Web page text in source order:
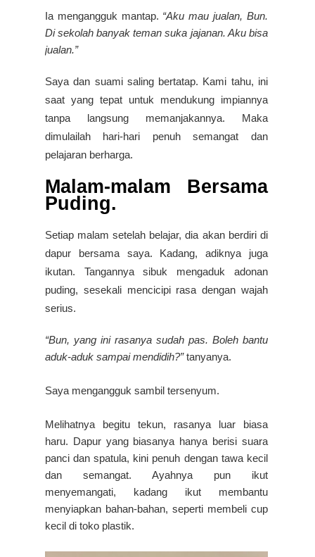
Ia mengangguk mantap. “Aku mau jualan, Bun.
Di sekolah banyak teman suka jajanan. Aku bisa
jualan.”
Saya dan suami saling bertatap. Kami tahu, ini
saat yang tepat untuk mendukung impiannya
tanpa langsung memanjakannya. Maka
dimulailah hari-hari penuh semangat dan
pelajaran berharga.
Malam-malam Bersama
Puding.
Setiap malam setelah belajar, dia akan berdiri di
dapur bersama saya. Kadang, adiknya juga
ikutan. Tangannya sibuk mengaduk adonan
puding, sesekali mencicipi rasa dengan wajah
serius.
“Bun, yang ini rasanya sudah pas. Boleh bantu
aduk-aduk sampai mendidih?”tanyanya.
Saya mengangguk sambil tersenyum.
Melihatnya begitu tekun, rasanya luar biasa
haru. Dapur yang biasanya hanya berisi suara
panci dan spatula, kini penuh dengan tawa kecil
dan semangat. Ayahnya pun ikut
menyemangati, kadang ikut membantu
menyiapkan bahan-bahan, seperti membeli cup
kecil di toko plastik.